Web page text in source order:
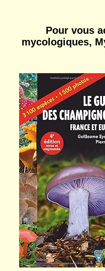
Pour vous
mycologiques,